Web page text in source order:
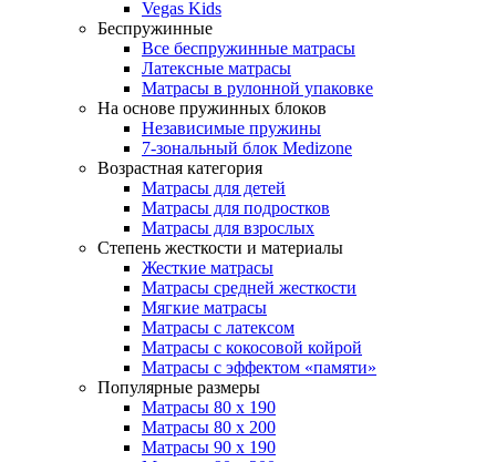
Vegas Kids
Беспружинные
Все беспружинные матрасы
Латексные матрасы
Матрасы в рулонной упаковке
На основе пружинных блоков
Независимые пружины
7-зональный блок Medizone
Возрастная категория
Матрасы для детей
Матрасы для подростков
Матрасы для взрослых
Степень жесткости и материалы
Жесткие матрасы
Матрасы средней жесткости
Мягкие матрасы
Матрасы с латексом
Матрасы с кокосовой койрой
Матрасы с эффектом «памяти»
Популярные размеры
Матрасы 80 x 190
Матрасы 80 x 200
Матрасы 90 x 190